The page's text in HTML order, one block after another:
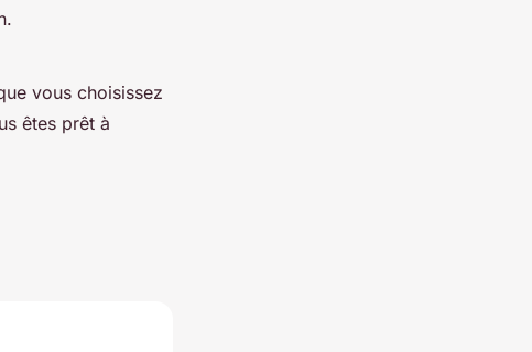
vous choisissez
êtes prêt à